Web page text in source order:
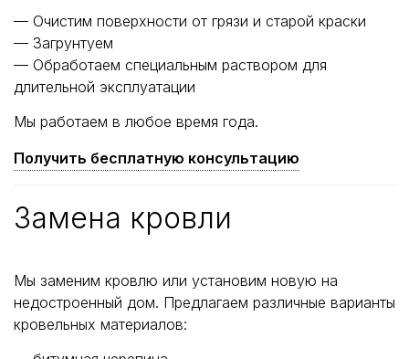
— Очистим поверхности от грязи и старой краски
— Загрунтуем
— Обработаем специальным раствором для
длительной эксплуатации
Мы работаем в любое время года.
Получить бесплатную консультацию
Замена кровли
Мы заменим кровлю или установим новую на
недостроенный дом. Предлагаем различные варианты
кровельных материалов: